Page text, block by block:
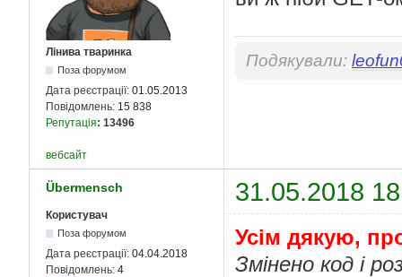
    echo
"something
Лінива тваринка
Поза форумом
Дата реєстрації: 01.05.2013
Повідомлень: 15 838
Репутація: 13496
Подякували:
вебсайт
Übermensch 31.05.2018
Користувач
Поза форумом
Дата реєстрації: 04.04.2018
Повідомлень: 4
Усім дякую,
Змінено код і